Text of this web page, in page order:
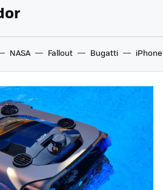
NASA Fallout Bugatti iPhone